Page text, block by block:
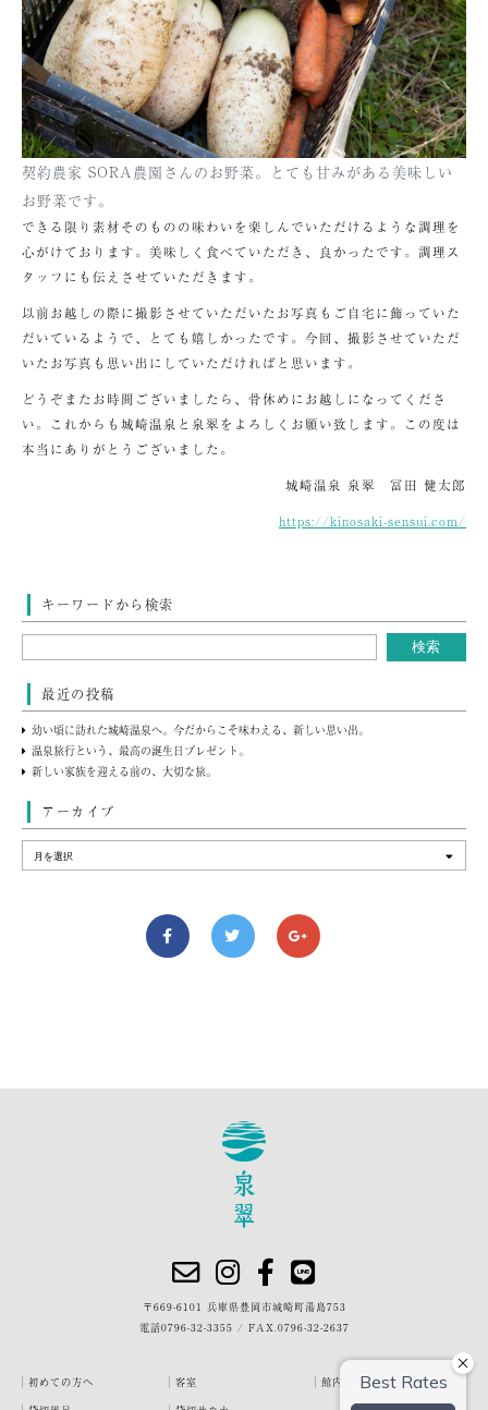
契約農家 SORA農園さんのお野菜。とても甘みがある美味しい
お野菜です。
できる限り素材そのものの味わいを楽しんでいただけるような調理を
心がけております。美味しく食べていただき、良かったです。調理ス
タッフにも伝えさせていただきます。
以前お越しの際に撮影させていただいたお写真もご自宅に飾っていた
だいているようで、とても嬉しかったです。今回、撮影させていただ
いたお写真も思い出にしていただければと思います。
どうぞまたお時間ございましたら、骨休めにお越しになってくださ
い。これからも城崎温泉と泉翠をよろしくお願い致します。この度は
本当にありがとうございました。
城崎温泉 泉翠 冨田 健太郎
https://kinosaki-sensui.com/
キーワードから検索
最近の投稿
幼い頃に訪れた城崎温泉へ。今だからこそ味わえる、新しい思い出。
温泉旅行という、最高の誕生日プレゼント。
新しい家族を迎える前の、大切な旅。
アーカイブ
〒669-6101 兵庫県豊岡市城崎町湯島753
電話0796-32-3355 / FAX.0796-32-2637
初めての方へ 客室
館内・施設